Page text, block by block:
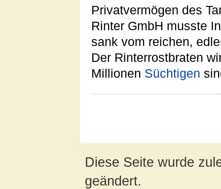
Privatvermögen des
Rinter GmbH musste
sank vom reichen,
Der Rinterrostbraten
Millionen Süchtigen
Diese Seite wurde
geändert.